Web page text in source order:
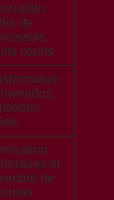
de
courts
et
de